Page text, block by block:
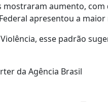
aumento, com
apresentou a
esse padrão
da Agência Brasil